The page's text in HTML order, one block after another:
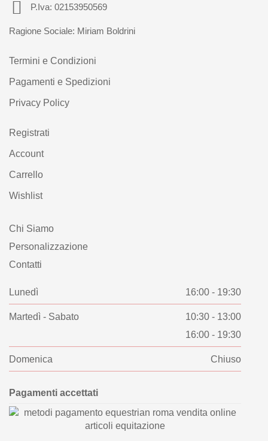
P.Iva: 02153950569
Ragione Sociale: Miriam Boldrini
Termini e Condizioni
Pagamenti e Spedizioni
Privacy Policy
Registrati
Account
Carrello
Wishlist
Chi Siamo
Personalizzazione
Contatti
Lunedì 16:00 - 19:30
Martedì - Sabato
10:30 - 13:00
16:00 - 19:30
Domenica Chiuso
Pagamenti accettati